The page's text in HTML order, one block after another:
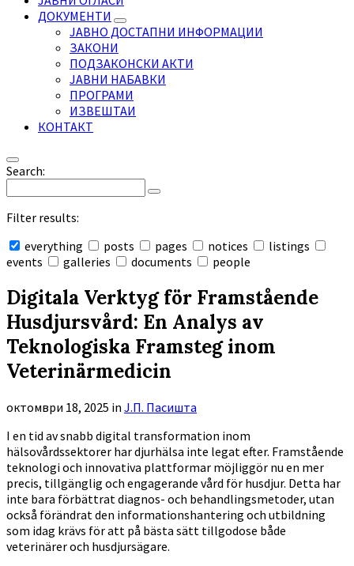
ДОКУМЕНТИ
ЈАВНО ДОСТАПНИ ИНФОРМАЦИИ
ЗАКОНИ
ПОДЗАКОНСКИ АКТИ
ЈАВНИ НАБАВКИ
ПРОГРАМИ
ИЗВЕШТАИ
КОНТАКТ
Search:
Filter results:
everything
posts pages notices
listings
events
galleries documents people
search
Digitala Verktyg för Framstående
Husdjursvård: En Analys av
Teknologiska Framsteg inom
Veterinärmedicin
октомври 18, 2025 in Ј.П. Пасишта
I en tid av snabb digital transformation inom
hälsovårdssektorer har djurhälsa inte legat efter. Framstående
teknologi och innovativa plattformar möjliggör nu en mer
precis, tillgänglig och engagerande vård för husdjur. Detta har
inte bara förbättrat diagnos- och behandlingsmetoder, utan
också förändrat den informationshantering och utbildning
som idag krävs för att på bästa sätt tillgodose både
veterinärer och husdjursägare.